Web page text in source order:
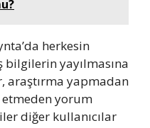
herkesin
yayılmasına
araştırma yapmadan
yorum
diğer kullanıcılar